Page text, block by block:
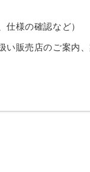
仕様の確認など）
い販売店のご案内